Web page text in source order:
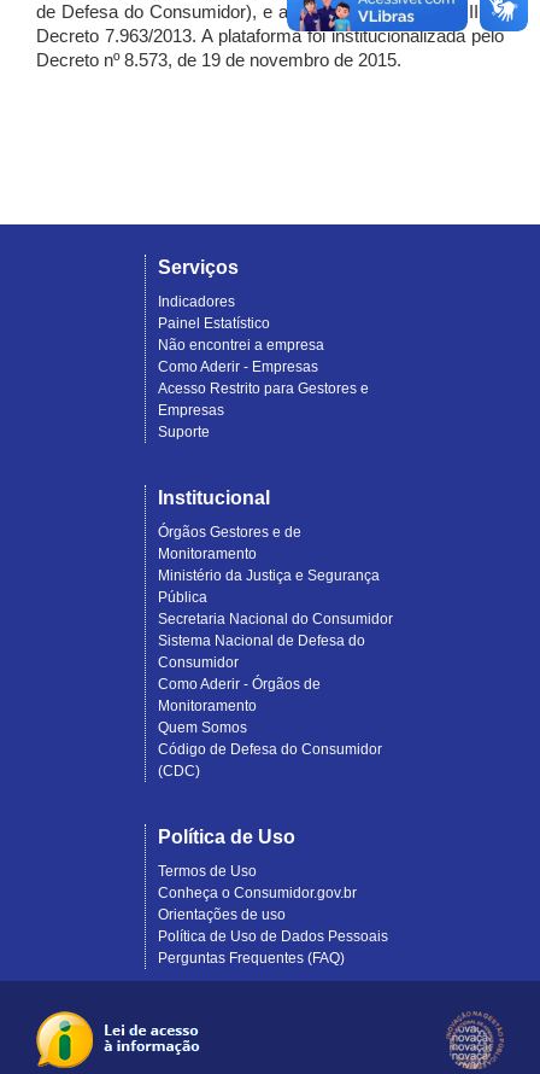
de Defesa do Consumidor), e artigo 7º, incisos I, II e III do
Decreto 7.963/2013. A plataforma foi institucionalizada pelo
Decreto nº 8.573, de 19 de novembro de 2015.
Serviços
Indicadores
Painel Estatístico
Não encontrei a empresa
Como Aderir - Empresas
Acesso Restrito para Gestores e
Empresas
Suporte
Institucional
Órgãos Gestores e de
Monitoramento
Ministério da Justiça e Segurança
Pública
Secretaria Nacional do Consumidor
Sistema Nacional de Defesa do
Consumidor
Como Aderir - Órgãos de
Monitoramento
Quem Somos
Código de Defesa do Consumidor
(CDC)
Política de Uso
Termos de Uso
Conheça o Consumidor.gov.br
Orientações de uso
Política de Uso de Dados Pessoais
Perguntas Frequentes (FAQ)